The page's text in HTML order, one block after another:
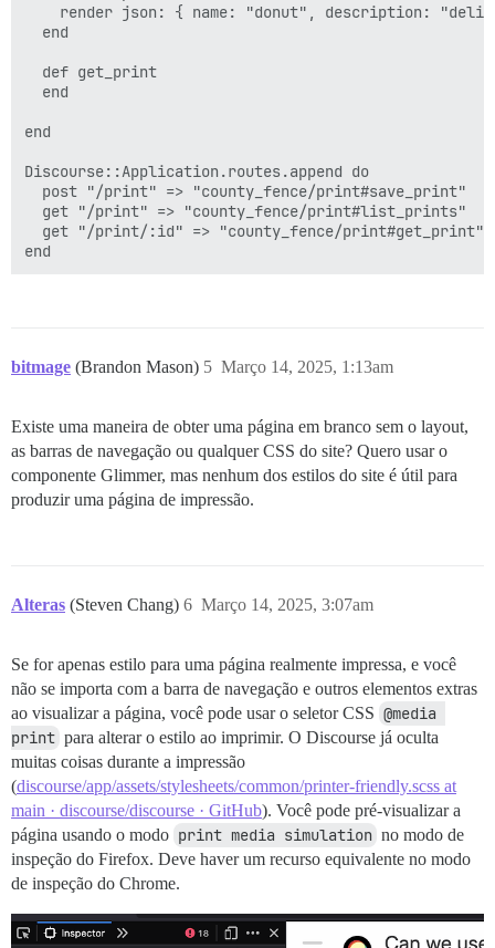
render json: { name: "donut", description:
  end
  def get_print
  end
end
Discourse::Application.routes.append do
  post "/print" => "county_fence/print#save_print"
  get "/print" => "county_fence/print#list_prints"
  get "/print/:id" => "county_fence/print#get_print"
bitmage (Brandon Mason) Março 14, 2025, 1:13am
5
Existe uma maneira de obter uma página em branco sem o layout,
as barras de navegação ou qualquer CSS do site? Quero usar o
componente Glimmer, mas nenhum dos estilos do site é útil para
produzir uma página de impressão.
Alteras (Steven Chang) Março 14, 2025, 3:07am
6
Se for apenas estilo para uma página realmente impressa, e você
não se importa com a barra de navegação e outros elementos extras
ao visualizar a página, você pode usar o seletor CSS @media
print para alterar o estilo ao imprimir. O Discourse já oculta
muitas coisas durante a impressão
(discourse/app/assets/stylesheets/common/printer-friendly.scss at
main · discourse/discourse · GitHub). Você pode pré-visualizar a
página usando o modo print media simulation no modo de
inspeção do Firefox. Deve haver um recurso equivalente no modo
de inspeção do Chrome.